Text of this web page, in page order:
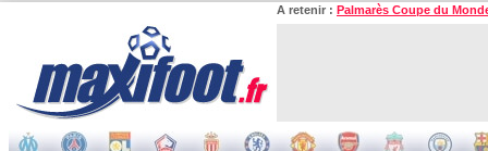
A retenir : Palmarès Coupe du